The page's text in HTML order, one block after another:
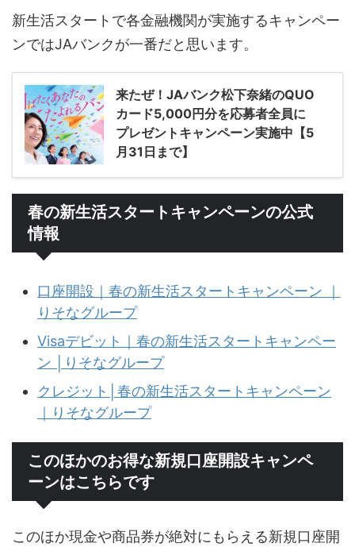
新生活スタートで各金融機関が実施するキャンペー
ンではJAバンクが一番だと思います。
来たぜ！JAバンク松下奈緒のQUO
カード5,000円分を応募者全員に
プレゼントキャンペーン実施中【5
月31日まで】
春の新生活スタートキャンペーンの公式
情報
口座開設｜春の新生活スタートキャンペーン ｜
りそなグループ
Visaデビット｜春の新生活スタートキャンペー
ン │りそなグループ
クレジット│春の新生活スタートキャンペーン
｜りそなグループ
このほかのお得な新規口座開設キャンペ
ーンはこちらです
このほか現金や商品券が絶対にもらえる新規口座開